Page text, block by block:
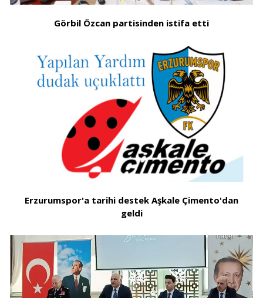
Görbil Özcan partisinden istifa etti
Erzurumspor'a tarihi destek Aşkale Çimento'dan
geldi